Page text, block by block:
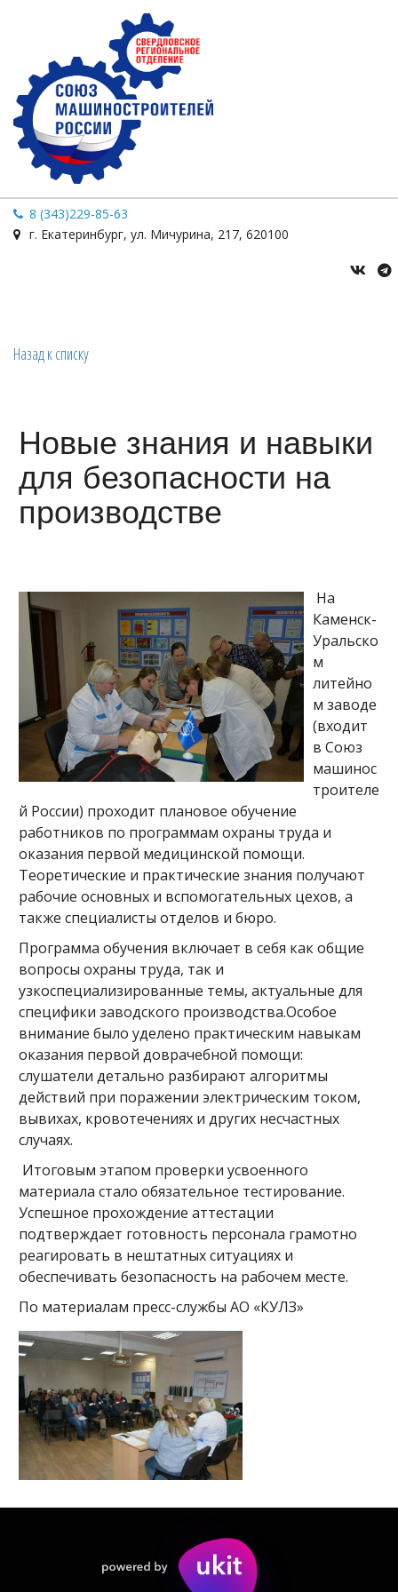
8 (343)229-85-63
г. Екатеринбург, ул. Мичурина, 217, 620100
Назад к списку
Новые знания и навыки
для безопасности на
производстве
На
Каменск-
Уральско
м
литейно
м заводе
(входит
в Союз
машинос
троителе
й России) проходит плановое обучение
работников по программам охраны труда и
оказания первой медицинской помощи.
Теоретические и практические знания получают
рабочие основных и вспомогательных цехов, а
также специалисты отделов и бюро.
Программа обучения включает в себя как общие
вопросы охраны труда, так и
узкоспециализированные темы, актуальные для
специфики заводского производства.Особое
внимание было уделено практическим навыкам
оказания первой доврачебной помощи:
слушатели детально разбирают алгоритмы
действий при поражении электрическим током,
вывихах, кровотечениях и других несчастных
случаях.
Итоговым этапом проверки усвоенного
материала стало обязательное тестирование.
Успешное прохождение аттестации
подтверждает готовность персонала грамотно
реагировать в нештатных ситуациях и
обеспечивать безопасность на рабочем месте.
По материалам пресс-службы АО «КУЛЗ»